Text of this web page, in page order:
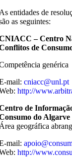
entidades de
as seguintes:
– Centro
de
genérica
mail: cniacc@unl.pt
http://
de
do Algarve
geográfica
mail:
http://